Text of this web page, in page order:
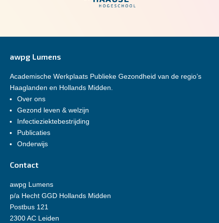
awpg Lumens
Academische Werkplaats Publieke Gezondheid van de regio’s
Haaglanden en Hollands Midden.
Over ons
Gezond leven & welzijn
Infectieziektebestrijding
Publicaties
Onderwijs
Contact
awpg Lumens
p/a Hecht GGD Hollands Midden
Postbus 121
2300 AC Leiden